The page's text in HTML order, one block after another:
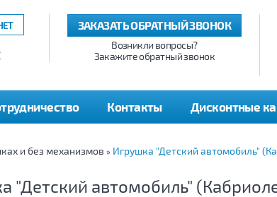
ЗАКАЗАТЬ ОБРАТНЫЙ ЗВОНОК
Возникли вопросы?
Закажите обратный звонок
Контакты Дисконтные
и без механизмов » Игрушка "Детский автомобиль"
"Детский автомобиль"